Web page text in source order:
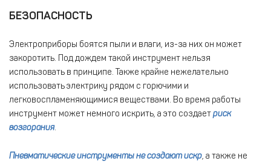
БЕЗОПАСНОСТЬ
Электроприборы боятся пыли и влаги, из-за них он может
закоротить. Под дождем такой инструмент нельзя
использовать в принципе. Также крайне нежелательно
использовать электрику рядом с горючими и
легковоспламеняющимися веществами. Во время работы
инструмент может немного искрить, а это создаетриск
возгорания.
Пневматические инструменты не создают искр, а также не